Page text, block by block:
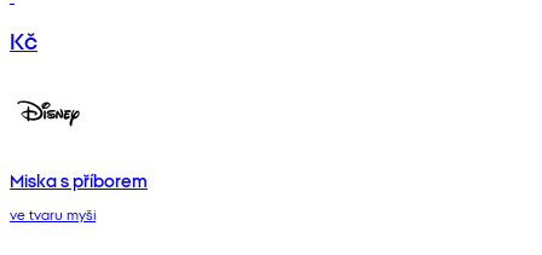
Kč
Miska s příborem
ve tvaru myši